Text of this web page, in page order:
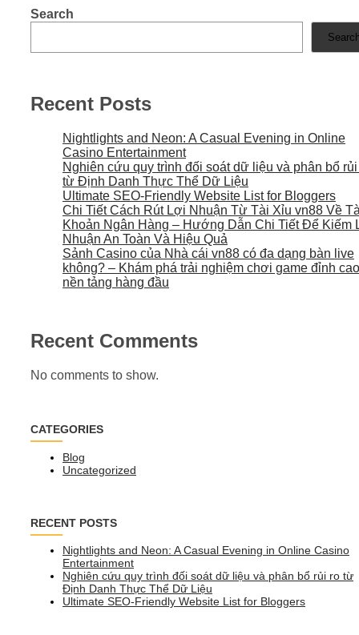
Search
Recent Posts
Nightlights and Neon: A Casual Evening in Online
Casino Entertainment
Nghiên cứu quy trình đối soát dữ liệu và phân bổ
từ Định Danh Thực Thể Dữ Liệu
Ultimate SEO-Friendly Website List for Bloggers
Chi Tiết Cách Rút Lợi Nhuận Từ Tài Xỉu vn88 Về
Khoản Ngân Hàng – Hướng Dẫn Chi Tiết Để Kiếm
Nhuận An Toàn Và Hiệu Quả
Sảnh Casino của Nhà cái vn88 có đa dạng bàn live
không? – Khám phá trải nghiệm chơi game đỉnh
nền tảng hàng đầu
Recent Comments
No comments to show.
CATEGORIES
Blog
Uncategorized
RECENT POSTS
Nightlights and Neon: A Casual Evening in Online Casino
Entertainment
Nghiên cứu quy trình đối soát dữ liệu và phân bổ rủi ro từ
Định Danh Thực Thể Dữ Liệu
Ultimate SEO-Friendly Website List for Bloggers